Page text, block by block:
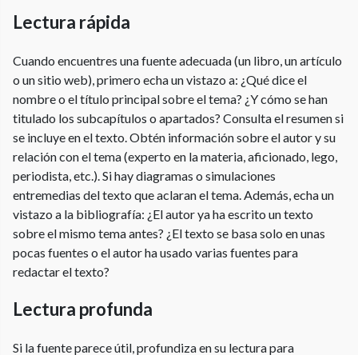
Lectura rápida
Cuando encuentres una fuente adecuada (un libro, un artículo
o un sitio web), primero echa un vistazo a: ¿Qué dice el
nombre o el título principal sobre el tema? ¿Y cómo se han
titulado los subcapítulos o apartados? Consulta el resumen si
se incluye en el texto. Obtén información sobre el autor y su
relación con el tema (experto en la materia, aficionado, lego,
periodista, etc.). Si hay diagramas o simulaciones
entremedias del texto que aclaran el tema. Además, echa un
vistazo a la bibliografía: ¿El autor ya ha escrito un texto
sobre el mismo tema antes? ¿El texto se basa solo en unas
pocas fuentes o el autor ha usado varias fuentes para
redactar el texto?
Lectura profunda
Si la fuente parece útil, profundiza en su lectura para